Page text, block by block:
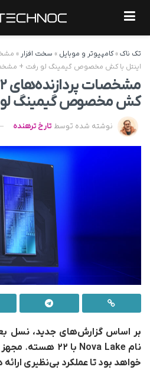
تک ناک»کامپیوتر و موبایل » سخت افزار »
اینتل با کش مخصوص گیمینگ لو رفت +
کش مخصوص گیمینگ
نوشته شده توسط تارخ ترهنده
بر اساس گزارش‌های جدید، نسل
نام Nova Lake
با ۲۲ هسته‌ ،
خواهد بود تا عملکرد بی‌نظیری